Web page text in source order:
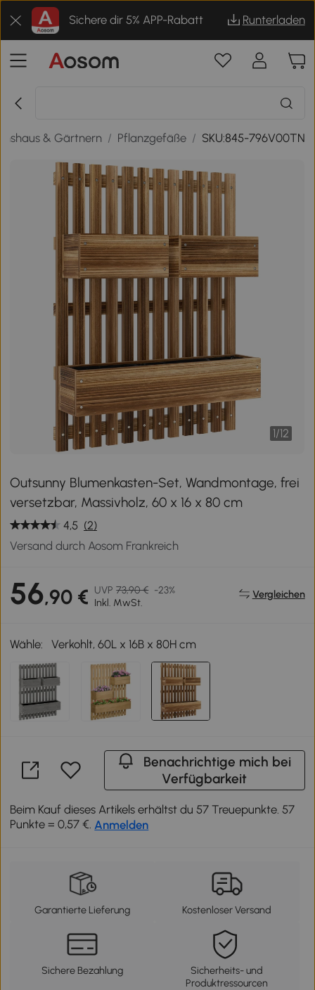
Sichere dir 5% APP-Rabatt Runterladen
& Gärtnern / Pflanzgefäße / SKU:845-796V00TN
1/12
Outsunny Blumenkasten-Set, Wandmontage, frei
versetzbar, Massivholz, 60 x 16 x 80 cm
4,5 (2)
Versand durch Aosom Frankreich
56,90 € UVP 73,90 € -23%
Inkl. MwSt.
Vergleichen
Wähle: Verkohlt, 60L x 16B x 80H cm
Benachrichtige mich bei
Verfügbarkeit
Beim Kauf dieses Artikels erhältst du 57 Treuepunkte. 57
Punkte = 0,57 €. Anmelden
Garantierte Lieferung Kostenloser Versand
Sichere Bezahlung
Sicherheits- und
Produktressourcen